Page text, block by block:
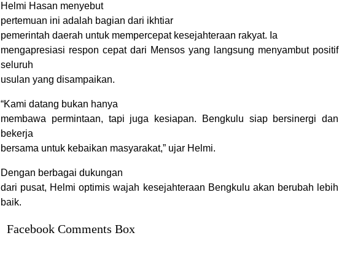
Helmi Hasan menyebut
pertemuan ini adalah bagian dari ikhtiar
pemerintah daerah untuk mempercepat kesejahteraan rakyat. Ia
mengapresiasi respon cepat dari Mensos yang langsung menyambut positif
seluruh
usulan yang disampaikan.
“Kami datang bukan hanya
membawa permintaan, tapi juga kesiapan. Bengkulu siap bersinergi dan
bekerja
bersama untuk kebaikan masyarakat,” ujar Helmi.
Dengan berbagai dukungan
dari pusat, Helmi optimis wajah kesejahteraan Bengkulu akan berubah lebih
baik.
Facebook Comments Box